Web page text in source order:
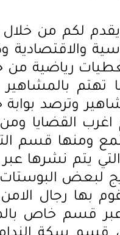
لكم من خلال
والاقتصادية
تغطيات
تهتم
وترصد بوابة
القضايا ومن
ومنها قسم
يتم نشرها عبر
لبعض البوستات
بها رجال
عبر قسم خاص